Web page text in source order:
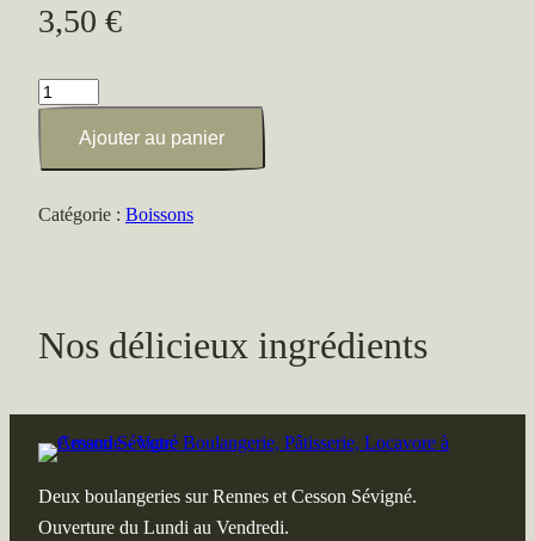
3,50 €
quantité
Jus
pomme
Ajouter au panier
Catégorie : Boissons
Nos délicieux ingrédients
Deux boulangeries sur Rennes et Cesson Sévigné.
Ouverture du Lundi au Vendredi.